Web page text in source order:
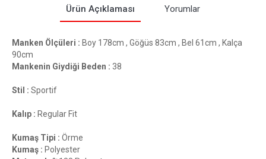
Ürün Açıklaması Yorumlar
Manken Ölçüleri : Boy 178cm , Göğüs 83cm , Bel 61cm , Kalça
90cm
Mankenin Giydiği Beden : 38
Stil : Sportif
Kalıp : Regular Fit
Kumaş Tipi : Örme
Kumaş : Polyester